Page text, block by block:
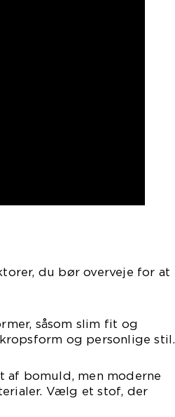
du bør overveje for at
såsom slim fit og
og personlige stil.
af bomuld, men moderne
Vælg et stof, der